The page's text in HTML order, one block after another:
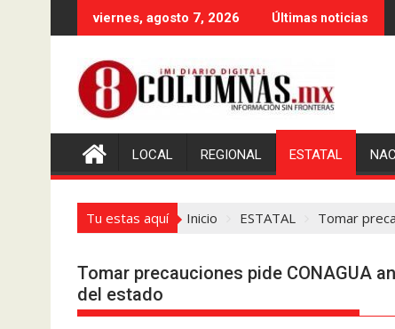
al
viernes, agosto 7, 2026 Últimas noticias
LOCAL REGIONAL ESTATAL
Tu estas aquí Inicio ESTATAL Tomar
Tomar precauciones pide CONAGUA
del estado